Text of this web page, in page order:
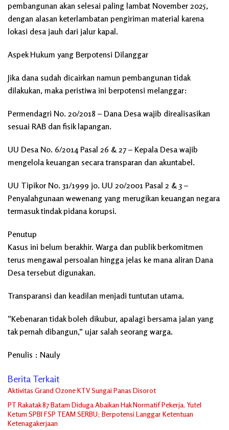
pembangunan akan selesai paling lambat November 2025,
dengan alasan keterlambatan pengiriman material karena
lokasi desa jauh dari jalur kapal.
Aspek Hukum yang Berpotensi Dilanggar
Jika dana sudah dicairkan namun pembangunan tidak
dilakukan, maka peristiwa ini berpotensi melanggar:
Permendagri No. 20/2018 – Dana Desa wajib direalisasikan
sesuai RAB dan fisik lapangan.
UU Desa No. 6/2014 Pasal 26 & 27 – Kepala Desa wajib
mengelola keuangan secara transparan dan akuntabel.
UU Tipikor No. 31/1999 jo. UU 20/2001 Pasal 2 & 3 –
Penyalahgunaan wewenang yang merugikan keuangan negara
termasuk tindak pidana korupsi.
Penutup
Kasus ini belum berakhir. Warga dan publik berkomitmen
terus mengawal persoalan hingga jelas ke mana aliran Dana
Desa tersebut digunakan.
Transparansi dan keadilan menjadi tuntutan utama.
“Kebenaran tidak boleh dikubur, apalagi bersama jalan yang
tak pernah dibangun,” ujar salah seorang warga.
Penulis : Nauly
Berita Terkait
Aktivitas Grand Ozone KTV Sungai Panas Disorot
PT Rakatak 87 Batam Diduga Abaikan Hak Normatif Pekerja, Yutel
Ketum SPBI FSP TEAM SERBU; Berpotensi Langgar Ketentuan
Ketenagakerjaan